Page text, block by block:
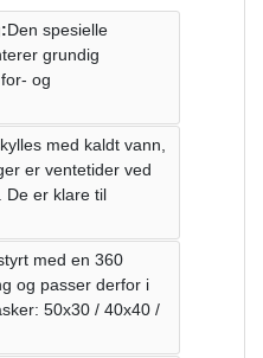
Den spesielle
grundig
og
med kaldt vann,
er ventetider ved
De er klare til
med en 360
og passer derfor i
50x30 / 40x40 /